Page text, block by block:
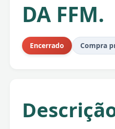
DA FFM.
Encerrado Compra